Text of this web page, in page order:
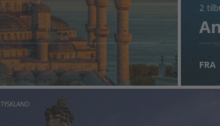
2
FRA
TYSKLAND